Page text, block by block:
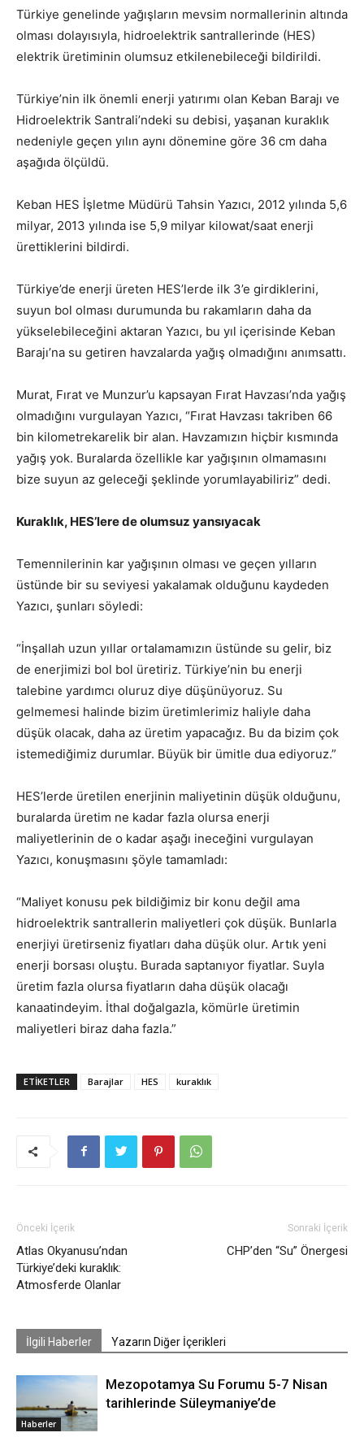
Türkiye genelinde yağışların mevsim normallerinin altında
olması dolayısıyla, hidroelektrik santrallerinde (HES)
elektrik üretiminin olumsuz etkilenebileceği bildirildi.
Türkiye’nin ilk önemli enerji yatırımı olan Keban Barajı ve
Hidroelektrik Santrali’ndeki su debisi, yaşanan kuraklık
nedeniyle geçen yılın aynı dönemine göre 36 cm daha
aşağıda ölçüldü.
Keban HES İşletme Müdürü Tahsin Yazıcı, 2012 yılında 5,6
milyar, 2013 yılında ise 5,9 milyar kilowat/saat enerji
ürettiklerini bildirdi.
Türkiye’de enerji üreten HES’lerde ilk 3’e girdiklerini,
suyun bol olması durumunda bu rakamların daha da
yükselebileceğini aktaran Yazıcı, bu yıl içerisinde Keban
Barajı’na su getiren havzalarda yağış olmadığını anımsattı.
Murat, Fırat ve Munzur’u kapsayan Fırat Havzası’nda yağış
olmadığını vurgulayan Yazıcı, “Fırat Havzası takriben 66
bin kilometrekarelik bir alan. Havzamızın hiçbir kısmında
yağış yok. Buralarda özellikle kar yağışının olmamasını
bize suyun az geleceği şeklinde yorumlayabiliriz” dedi.
Kuraklık, HES’lere de olumsuz yansıyacak
Temennilerinin kar yağışının olması ve geçen yılların
üstünde bir su seviyesi yakalamak olduğunu kaydeden
Yazıcı, şunları söyledi:
“İnşallah uzun yıllar ortalamamızın üstünde su gelir, biz
de enerjimizi bol bol üretiriz. Türkiye’nin bu enerji
talebine yardımcı oluruz diye düşünüyoruz. Su
gelmemesi halinde bizim üretimlerimiz haliyle daha
düşük olacak, daha az üretim yapacağız. Bu da bizim çok
istemediğimiz durumlar. Büyük bir ümitle dua ediyoruz.”
HES’lerde üretilen enerjinin maliyetinin düşük olduğunu,
buralarda üretim ne kadar fazla olursa enerji
maliyetlerinin de o kadar aşağı ineceğini vurgulayan
Yazıcı, konuşmasını şöyle tamamladı:
“Maliyet konusu pek bildiğimiz bir konu değil ama
hidroelektrik santrallerin maliyetleri çok düşük. Bunlarla
enerjiyi üretirseniz fiyatları daha düşük olur. Artık yeni
enerji borsası oluştu. Burada saptanıyor fiyatlar. Suyla
üretim fazla olursa fiyatların daha düşük olacağı
kanaatindeyim. İthal doğalgazla, kömürle üretimin
maliyetleri biraz daha fazla.”
ETIKETLER Barajlar HES kuraklık
Önceki İçerik
Atlas Okyanusu’ndan
Türkiye’deki kuraklık:
Atmosferde Olanlar
Sonraki İçerik
CHP’den “Su” Önergesi
İlgili Haberler Yazarın Diğer İçerikleri
Haberler
Mezopotamya Su Forumu 5-7 Nisan
tarihlerinde Süleymaniye’de